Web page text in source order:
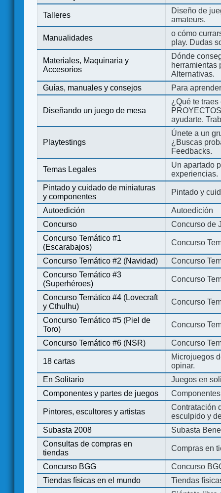
Talleres
Diseño de
amateurs.
Manualidades
o cómo
play. Dudas
Materiales, Maquinaria y
Accesorios
Dónde
herramientas
Alternativas.
Guías, manuales y consejos
Para
Diseñando un juego de mesa
¿Qué te
ayudarte.
Playtestings
Únete a un
¿Buscas
Feedbacks.
Temas Legales
Un apartado
experiencias.
Pintado y cuidado de miniaturas
y componentes
Pintado y
Autoedición
Autoedición
Concurso
Concurso de
Concurso Temático #1
(Escarabajos)
Concurso
Concurso Temático #2 (Navidad)
Concurso
Concurso Temático #3
(Superhéroes)
Concurso
Concurso Temático #4 (Lovecraft
y Cthulhu)
Concurso
Concurso Temático #5 (Piel de
Toro)
Concurso
Concurso Temático #6 (NSR) Concurso
18 cartas
Microjuegos
opinar.
En Solitario
Juegos en
Componentes y partes de juegos
Pintores, escultores y artistas
Contratación
esculpido y
Subasta 2008
Subasta
Consultas de compras en
tiendas
Compras en
Concurso BGG
Concurso
Tiendas físicas en el mundo
Tiendas